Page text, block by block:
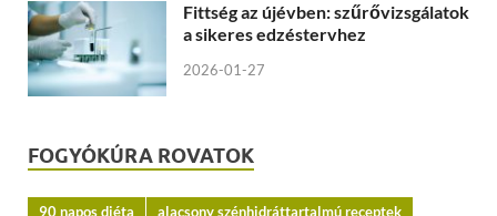
Fittség az újévben: szűrővizsgálatok
a sikeres edzéstervhez
2026-01-27
FOGYÓKÚRA ROVATOK
90 napos diéta
alacsony szénhidráttartalmú receptek